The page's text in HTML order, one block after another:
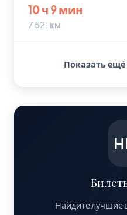
10 ч 9 мин
7 521 км
Показать
Найдите лучшие